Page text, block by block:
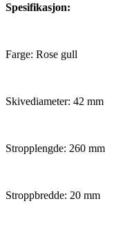
Spesifikasjon:
Farge: Rose gull
Skivediameter: 42 mm
Stropplengde: 260 mm
Stroppbredde: 20 mm